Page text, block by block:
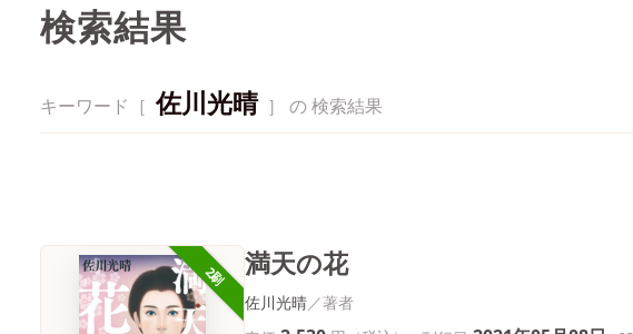
検索結果
キーワード［ 佐川光晴 ］ の 検索結果
2刷 満天の花
佐川光晴